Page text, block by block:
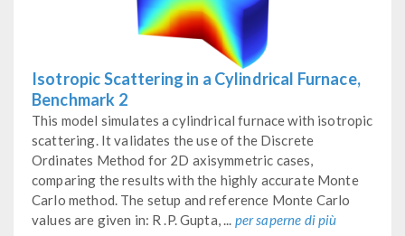
Isotropic Scattering in a Cylindrical Furnace,
Benchmark 2
This model simulates a cylindrical furnace with isotropic
scattering. It validates the use of the Discrete
Ordinates Method for 2D axisymmetric cases,
comparing the results with the highly accurate Monte
Carlo method. The setup and reference Monte Carlo
values are given in: R .P. Gupta, ... per saperne di più